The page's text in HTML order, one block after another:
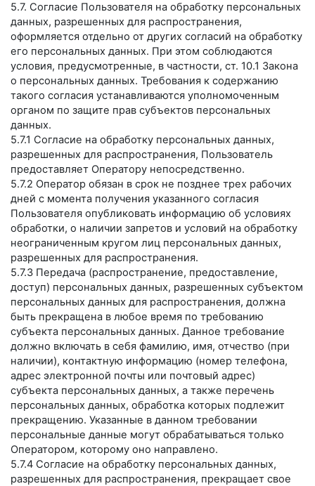
5.7. Согласие Пользователя на обработку персональных
данных, разрешенных для распространения,
оформляется отдельно от других согласий на обработку
его персональных данных. При этом соблюдаются
условия, предусмотренные, в частности, ст. 10.1 Закона
о персональных данных. Требования к содержанию
такого согласия устанавливаются уполномоченным
органом по защите прав субъектов персональных
данных.
5.7.1 Согласие на обработку персональных данных,
разрешенных для распространения, Пользователь
предоставляет Оператору непосредственно.
5.7.2 Оператор обязан в срок не позднее трех рабочих
дней с момента получения указанного согласия
Пользователя опубликовать информацию об условиях
обработки, о наличии запретов и условий на обработку
неограниченным кругом лиц персональных данных,
разрешенных для распространения.
5.7.3 Передача (распространение, предоставление,
доступ) персональных данных, разрешенных субъектом
персональных данных для распространения, должна
быть прекращена в любое время по требованию
субъекта персональных данных. Данное требование
должно включать в себя фамилию, имя, отчество (при
наличии), контактную информацию (номер телефона,
адрес электронной почты или почтовый адрес)
субъекта персональных данных, а также перечень
персональных данных, обработка которых подлежит
прекращению. Указанные в данном требовании
персональные данные могут обрабатываться только
Оператором, которому оно направлено.
5.7.4 Согласие на обработку персональных данных,
разрешенных для распространения, прекращает свое